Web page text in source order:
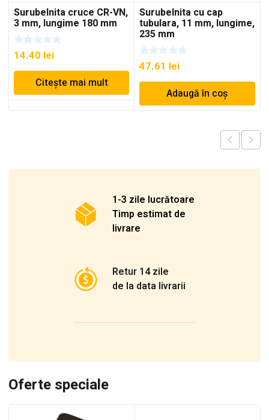
Surubelnita cruce CR-VN,
3 mm, lungime 180 mm
14.40 lei
Citește mai mult
Surubelnita cu cap
tubulara, 11 mm, lungime,
235 mm
47.61 lei
Adaugă în coș
1-3 zile lucrătoare
Timp estimat de
livrare
Retur 14 zile
de la data livrarii
Oferte speciale